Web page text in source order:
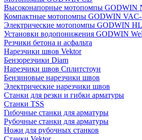
Высоконапорные мотопомпы GODWIN
Компактные мотопомпы GODWIN
Электрические мотопомпы GODWIN HL
Установки водопонижения GODWIN
Резчики бетона и асфальта
Нарезчики швов Vektor
Бензорезчики Diam
Нарезчики швов Сплитстоун
Бензиновые нарезчики швов
Электрические нарезчики швов
Станки для резки и гибки арматуры
Станки TSS
Гибочные станки для арматуры
Рубочные станки для арматуры
Ножи для рубочных станков